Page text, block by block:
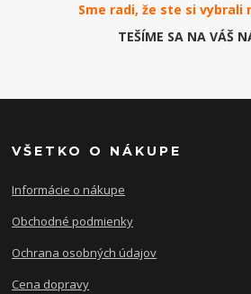
Sme radi, že ste si vybrali
TEŠÍME SA NA VÁŠ
VŠETKO O NÁKUPE
Informácie o nákupe
Obchodné podmienky
Ochrana osobných údajov
Cena dopravy